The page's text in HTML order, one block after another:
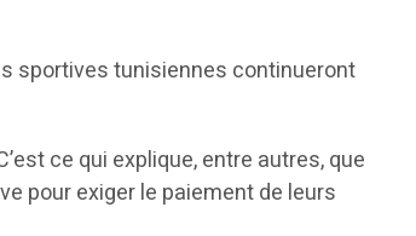
sportives tunisiennes continueront
ce qui explique, entre autres, que
pour exiger le paiement de leurs